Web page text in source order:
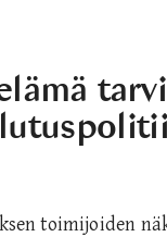
toimijoiden